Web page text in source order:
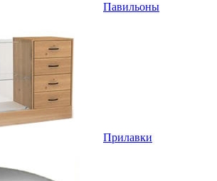
Павильоны
Прилавки